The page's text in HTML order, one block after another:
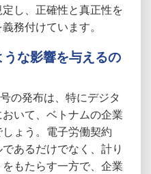
し、正確性と真正性を
務付けています。
な影響を与えるの
の発布は、特にデジタ
いて、ベトナムの企業
ょう。電子労働契約
あるだけでなく、計り
もたらす一方で、企業